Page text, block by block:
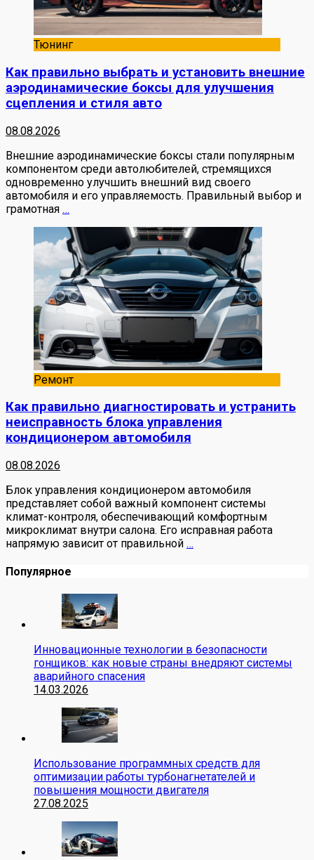
Тюнинг
Как правильно выбрать и установить внешние
аэродинамические боксы для улучшения
сцепления и стиля авто
08.08.2026
Внешние аэродинамические боксы стали популярным
компонентом среди автолюбителей, стремящихся
одновременно улучшить внешний вид своего
автомобиля и его управляемость. Правильный выбор и
грамотная …
Ремонт
Как правильно диагностировать и устранить
неисправность блока управления
кондиционером автомобиля
08.08.2026
Блок управления кондиционером автомобиля
представляет собой важный компонент системы
климат-контроля, обеспечивающий комфортным
микроклимат внутри салона. Его исправная работа
напрямую зависит от правильной …
Популярное
Инновационные технологии в безопасности
гонщиков: как новые страны внедряют системы
аварийного спасения
14.03.2026
Использование программных средств для
оптимизации работы турбонагнетателей и
повышения мощности двигателя
27.08.2025